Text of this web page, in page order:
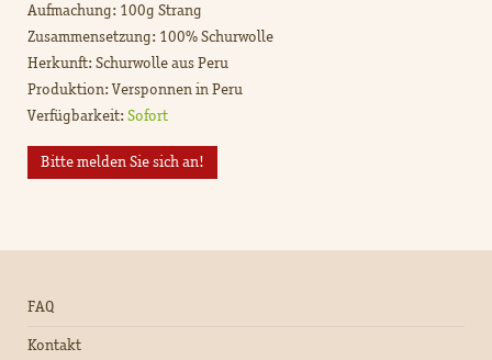
Aufmachung: 100g Strang
Zusammensetzung: 100% Schurwolle
Herkunft: Schurwolle aus Peru
Produktion: Versponnen in Peru
Verfügbarkeit: Sofort
Bitte melden Sie sich an!
FAQ
Kontakt